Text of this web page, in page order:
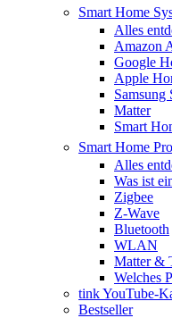
Smart Home
Alles
Amazon
Google
Apple
Samsung
Matter
Smart
Smart Home
Alles
Was ist
Zigbee
Z-Wave
Bluetooth
WLAN
Matter &
Welches
tink YouTube-
Bestseller